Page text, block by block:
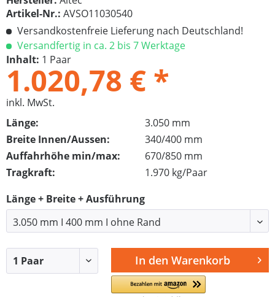
Artikel-Nr.: AVSO11030540
Versandkostenfreie Lieferung nach Deutschland!
Versandfertig in ca. 2 bis 7 Werktage
Inhalt: 1 Paar
1.020,78 € *
inkl. MwSt.
Länge:
3.050 mm
Breite Innen/Aussen:
340/400 mm
Auffahrhöhe min/max:
670/850 mm
Tragkraft:
1.970 kg/Paar
Länge + Breite + Ausführung
In den Warenkorb